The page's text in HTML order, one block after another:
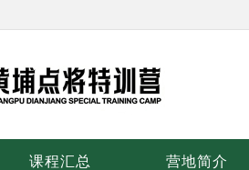
课程汇总 营地简介